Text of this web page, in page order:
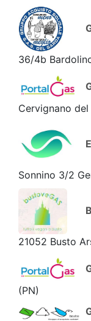
36/4b
Cervignano del
Sonnino 3/2
21052 Busto
(PN)